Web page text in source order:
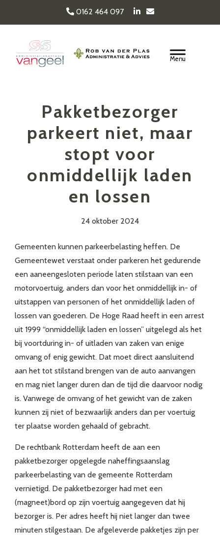
hoofd
inhoud
0162 464 097
Van Geel & van der
Header
Pakketbezorger
parkeert niet, maar
stopt voor
onmiddellijk laden
en lossen
24 oktober 2024
Gemeenten kunnen parkeerbelasting heffen. De
Gemeentewet verstaat onder parkeren het gedurende
een aaneengesloten periode laten stilstaan van een
motorvoertuig, anders dan voor het onmiddellijk in- of
uitstappen van personen of het onmiddellijk laden of
lossen van goederen. De Hoge Raad heeft in een arrest
uit 1999 “onmiddellijk laden en lossen” uitgelegd als het
bij voortduring in- of uitladen van zaken van enige
omvang of enig gewicht. Dat moet direct aansluitend
aan het tot stilstand brengen van de auto aanvangen
en mag niet langer duren dan de tijd die daarvoor nodig
is. Vanwege de omvang of het gewicht van de zaken
kunnen zij niet of bezwaarlijk anders dan per voertuig
ter plaatse worden gehaald of gebracht.
De rechtbank Rotterdam heeft de aan een
pakketbezorger opgelegde naheffingsaanslag
parkeerbelasting van de gemeente Rotterdam
vernietigd. De pakketbezorger had met een
(magneet)bord op zijn voertuig aangegeven dat hij
bezorger is. Per adres heeft hij niet langer dan twee
minuten stilgestaan. De afgeleverde pakketjes zijn per